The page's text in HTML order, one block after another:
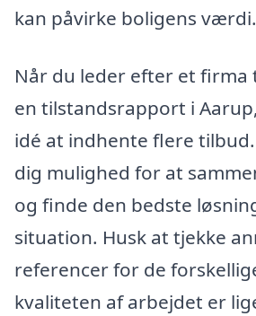
kan påvirke boligens værdi.
Når du leder efter et
en tilstandsrapport i
idé at indhente flere
dig mulighed for at
og finde den bedste
situation. Husk at tjekke
referencer for de
kvaliteten af arbejdet er